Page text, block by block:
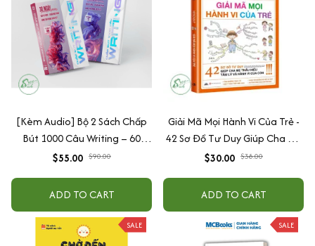
[Kèm Audio] Bộ 2 Sách Chấp
Bút 1000 Câu Writing – 60
Ngày Gieo Trồng Tư Duy
$55.00 $90.00
ADD TO CART
Giải Mã Mọi Hành Vi Của Trẻ -
42 Sơ Đồ Tư Duy Giúp Cha Mẹ
Thấu Hiểu Tâm Lý Và Hành Vi
$30.00 $38.00
ADD TO CART
SALE SALE